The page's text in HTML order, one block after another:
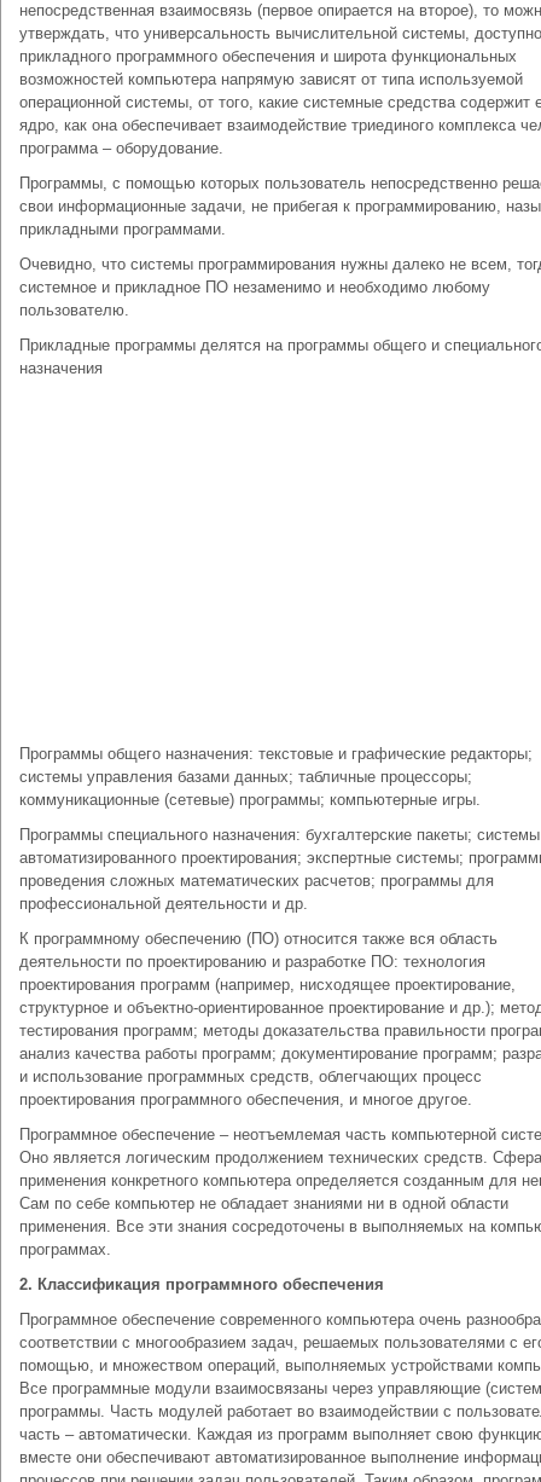
непосредственная взаимосвязь (первое опирается на второе), то
утверждать, что универсальность вычислительной системы,
прикладного программного обеспечения и широта функциональных
возможностей компьютера напрямую зависят от типа используемой
операционной системы, от того, какие системные средства содержит
ядро, как она обеспечивает взаимодействие триединого комплекса
программа – оборудование.
Программы, с помощью которых пользователь непосредственно
свои информационные задачи, не прибегая к программированию,
прикладными программами.
Очевидно, что системы программирования нужны далеко не всем,
системное и прикладное ПО незаменимо и необходимо любому
пользователю.
Прикладные программы делятся на программы общего и
назначения
Программы общего назначения: текстовые и графические редакторы;
системы управления базами данных; табличные процессоры;
коммуникационные (сетевые) программы; компьютерные игры.
Программы специального назначения: бухгалтерские пакеты; системы
автоматизированного проектирования; экспертные системы;
проведения сложных математических расчетов; программы для
профессиональной деятельности и др.
К программному обеспечению (ПО) относится также вся область
деятельности по проектированию и разработке ПО: технология
проектирования программ (например, нисходящее проектирование,
структурное и объектно-ориентированное проектирование и др.);
тестирования программ; методы доказательства правильности
анализ качества работы программ; документирование программ;
и использование программных средств, облегчающих процесс
проектирования программного обеспечения, и многое другое.
Программное обеспечение – неотъемлемая часть компьютерной
Оно является логическим продолжением технических средств. Сфера
применения конкретного компьютера определяется созданным для
Сам по себе компьютер не обладает знаниями ни в одной области
применения. Все эти знания сосредоточены в выполняемых на
программах.
2. Классификация программного обеспечения
Программное обеспечение современного компьютера очень
соответствии с многообразием задач, решаемых пользователями с
помощью, и множеством операций, выполняемых устройствами
Все программные модули взаимосвязаны через управляющие
программы. Часть модулей работает во взаимодействии с
часть – автоматически. Каждая из программ выполняет свою
вместе они обеспечивают автоматизированное выполнение